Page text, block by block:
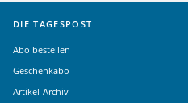
DIE TAGESPOST
Abo bestellen
Geschenkabo
Artikel-Archiv